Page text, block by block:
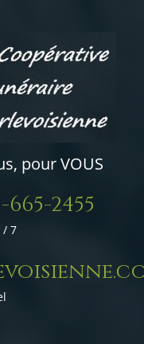
pour VOUS
665-2455
/ 7